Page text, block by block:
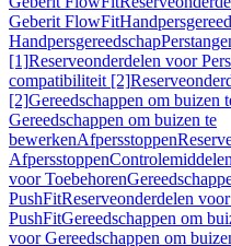
Geberit FlowFit
Handpersgereedschap
[1]Reserveonderdelen voor
compatibiliteit [2]
[2]Gereedschappen om buizen
Gereedschappen om buizen te
bewerkenAfpersstoppen
AfpersstoppenControlemiddelen
voor Toebehoren
PushFitReserveonderdelen
PushFitGereedschappen om
voor Gereedschappen om